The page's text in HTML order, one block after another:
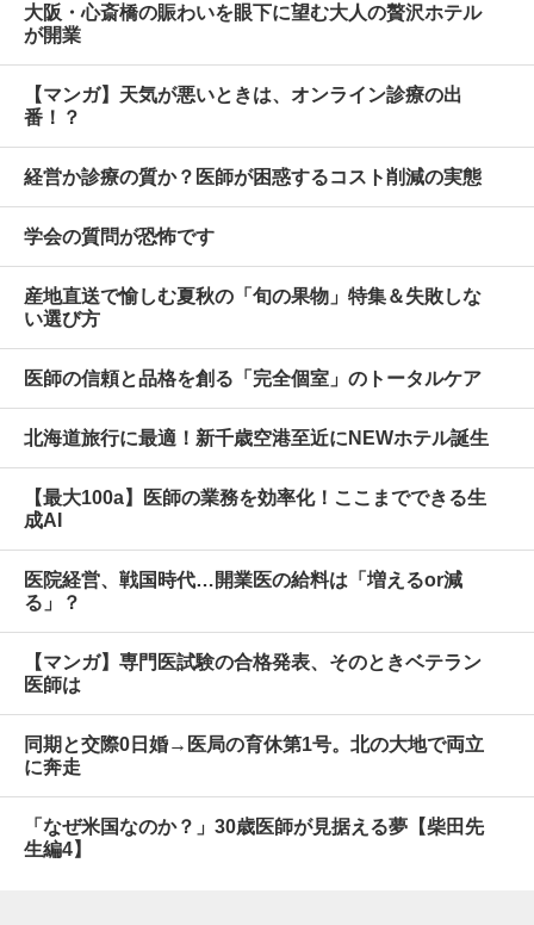
大阪・心斎橋の賑わいを眼下に望む大人の贅沢ホテル
が開業
【マンガ】天気が悪いときは、オンライン診療の出
番！？
経営か診療の質か？医師が困惑するコスト削減の実態
学会の質問が恐怖です
産地直送で愉しむ夏秋の「旬の果物」特集＆失敗しな
い選び方
医師の信頼と品格を創る「完全個室」のトータルケア
北海道旅行に最適！新千歳空港至近にNEWホテル誕生
【最大100a】医師の業務を効率化！ここまでできる生
成AI
医院経営、戦国時代…開業医の給料は「増えるor減
る」？
【マンガ】専門医試験の合格発表、そのときベテラン
医師は
同期と交際0日婚→医局の育休第1号。北の大地で両立
に奔走
「なぜ米国なのか？」30歳医師が見据える夢【柴田先
生編4】